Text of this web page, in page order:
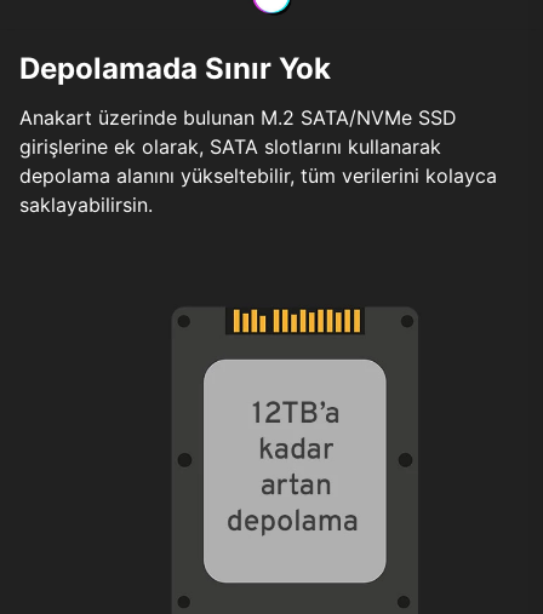
Depolamada Sınır Yok
Anakart üzerinde bulunan M.2 SATA/NVMe SSD
girişlerine ek olarak, SATA slotlarını kullanarak
depolama alanını yükseltebilir, tüm verilerini kolayca
saklayabilirsin.